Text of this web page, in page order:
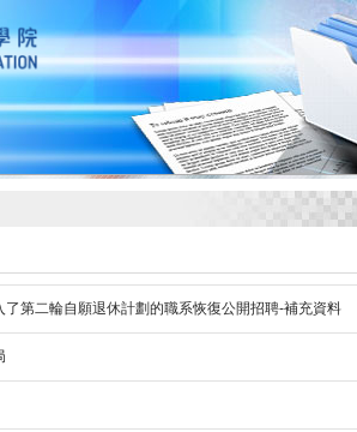
了第二輪自願退休計劃的職系恢復公開招聘-補充資料